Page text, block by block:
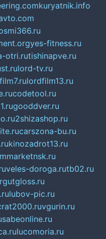
kuryatnik.info
smi366.ru
yes-fitness.ru
otri.rutishinapve.ru
lord-tv.ru
lordfilm13.ru
codetool.ru
gooddver.ru
2shizashop.ru
carszona-bu.ru
kinozadrot13.ru
veles-doroga.rutb02.ru
lubov-pic.ru
vgurin.ru
sabeonline.ru
lucomoria.ru